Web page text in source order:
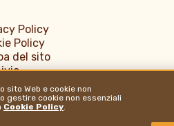
Policy
Policy
del sito
Profilo
sulla protezione dei dati
Web e cookie non
gestire cookie non essenziali
Cookie Policy.